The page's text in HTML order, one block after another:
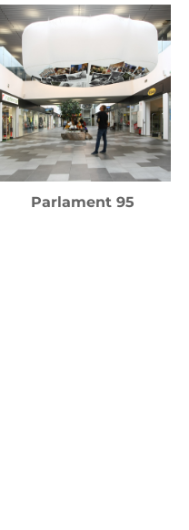
Parlament 95